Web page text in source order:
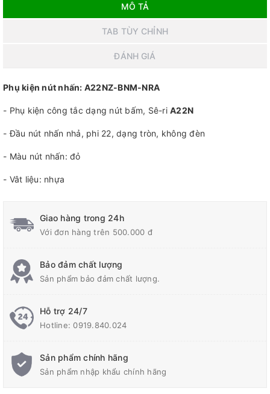
MÔ TẢ
TAB TÙY CHỈNH
ĐÁNH GIÁ
Phụ kiện nút nhấn: A22NZ-BNM-NRA
- Phụ kiện công tắc dạng nút bấm, Sê-ri A22N
- Đầu nút nhấn nhả, phi 22, dạng tròn, không đèn
- Màu nút nhấn: đỏ
- Vât liệu: nhựa
Giao hàng trong 24h
Với đơn hàng trên 500.000 đ
Bảo đảm chất lượng
Sản phẩm bảo đảm chất lượng.
Hỗ trợ 24/7
Hotline:0919.840.024
Sản phẩm chính hãng
Sản phẩm nhập khẩu chính hãng